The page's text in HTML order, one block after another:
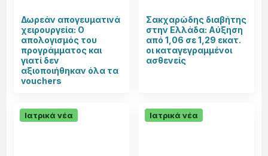
Δωρεάν απογευματινά
χειρουργεία: Ο
απολογισμός του
προγράμματος και
γιατί δεν
αξιοποιήθηκαν όλα τα
vouchers
Σακχαρώδης διαβήτης
στην Ελλάδα: Αύξηση
από 1,06 σε 1,29 εκατ.
οι καταγεγραμμένοι
ασθενείς
Ιατρικά νέα Ιατρικά νέα